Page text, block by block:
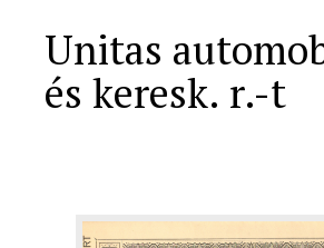
Unitas
és keresk. r.-t